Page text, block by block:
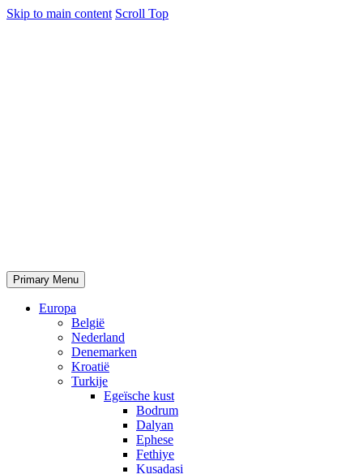
Skip to main content Scroll Top
Primary Menu
Europa
België
Nederland
Denemarken
Kroatië
Turkije
Egeïsche kust
Bodrum
Dalyan
Ephese
Fethiye
Kusadasi